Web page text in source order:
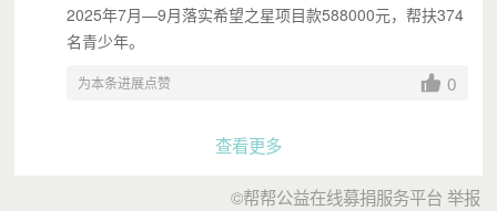
2025年7月—9月落实希望之星项目款588000元，帮扶374
名青少年。
为本条进展点赞 0
查看更多
©帮帮公益在线募捐服务平台 举报